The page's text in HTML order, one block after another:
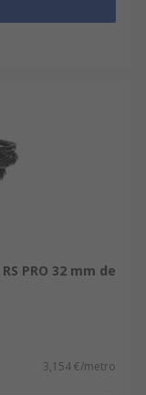
PRO 32 mm de
3,154 €/metro